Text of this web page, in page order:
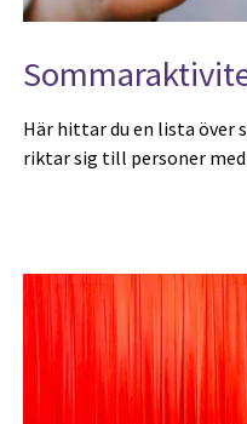
Här hittar du en lista
riktar sig till personer